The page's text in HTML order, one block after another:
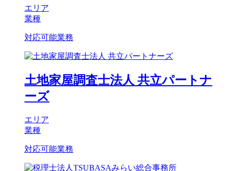
エリア
業種
対応可能業務
土地家屋調査士法人 共立パートナ
ーズ
エリア
業種
対応可能業務